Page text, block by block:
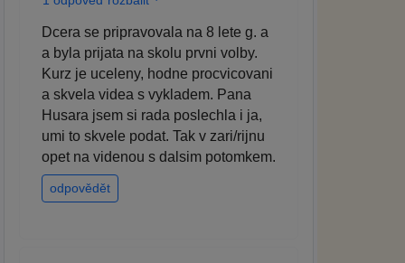
Dcera se pripravovala na 8 lete g. a
a byla prijata na skolu prvni volby.
Kurz je uceleny, hodne procvicovani
a skvela videa s vykladem. Pana
Husara jsem si rada poslechla i ja,
umi to skvele podat. Tak v zari/rijnu
opet na videnou s dalsim potomkem.
odpovědět